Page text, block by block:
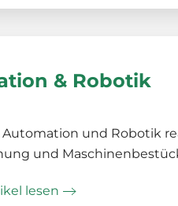
& Robotik
und Robotik
und
lesen